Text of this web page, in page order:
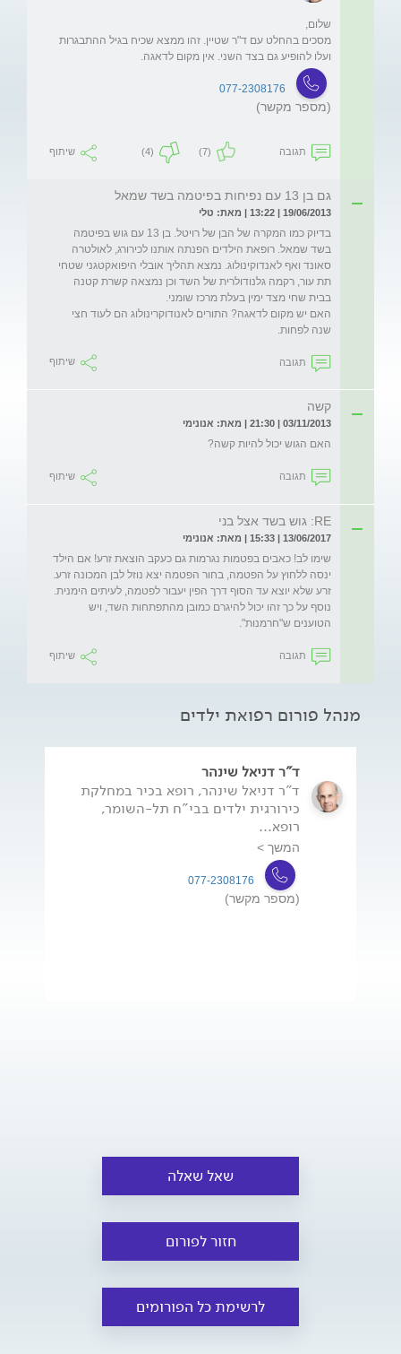
מסכים בהחלט עם ד"ר שטיין. זהו ממצא שכיח בגיל ההתבגרות
ועלו להופיע גם בצד השני. אין מקום לדאגה.
077-2308176
(מספר מקשר)
תגובה (7)
(4) שיתוף
גם בן 13 עם נפיחות בפיטמה בשד שמאל
19/06/2013 | 13:22 | מאת: טלי
בדיוק כמו המקרה של הבן של רויטל. בן 13 עם גוש בפיטמה
בשד שמאל. רופאת הילדים הפנתה אותנו לכירורג, לאולטרה
סאונד ואף לאנדוקינולוג. נמצא תהליך אובלי היפואקטגני שטחי
תת עור, רקמה גלנודולרית של השד וכן נמצאה קשרת קטנה
האם יש מקום לדאגה? התורים לאנודוקרינולוג הם לעוד חצי
שנה לפחות.
תגובה שיתוף
קשה
03/11/2013 | 21:30 | מאת: אנונימי
האם הגוש יכול להיות קשה?
תגובה שיתוף
RE: גוש בשד אצל בני
13/06/2017 | 15:33 | מאת: אנונימי
שימו לב! כאבים בפטמות נגרמות גם כעקב הוצאת זרע! אם הילד
ינסה ללחוץ על הפטמה, בחור הפטמה יצא נוזל לבן המכונה זרע.
זרע שלא יוצא עד הסוף דרך הפין יעבור לפטמה, לעיתים הימנית.
נוסף על כך זהו יכול להיגרם כמובן מהתפתחות השד, ויש
הטוענים ש"חרמנות".
תגובה שיתוף
מנהל פורום רפואת ילדים
ד"ר דניאל שינהר
ד"ר דניאל שינהר, רופא בכיר במחלקת
כירורגית ילדים בבי"ח תל-השומר,
רופא...
המשך >
077-2308176
(מספר מקשר)
שאל שאלה
חזור לפורום
לרשימת כל הפורומים